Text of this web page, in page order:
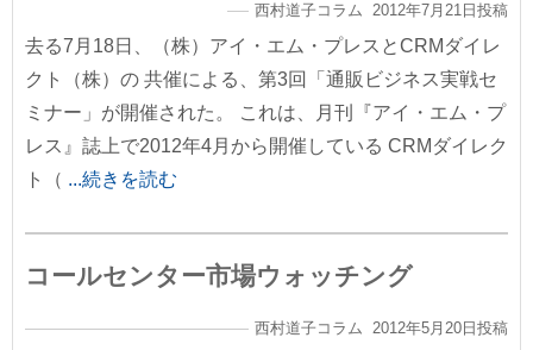
西村道子コラム 2012年7月21日投稿
去る7月18日、（株）アイ・エム・プレスとCRMダイレ
クト（株）の 共催による、第3回「通販ビジネス実戦セ
ミナー」が開催された。 これは、月刊『アイ・エム・プ
レス』誌上で2012年4月から開催している CRMダイレク
ト（ ...続きを読む
コールセンター市場ウォッチング
西村道子コラム 2012年5月20日投稿